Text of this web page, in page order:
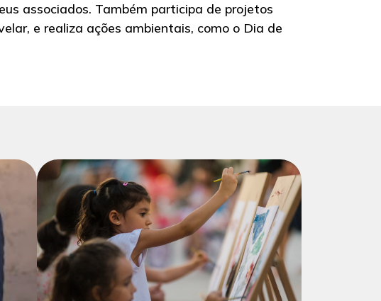
associados. Também participa de projetos
e realiza ações ambientais, como o Dia de